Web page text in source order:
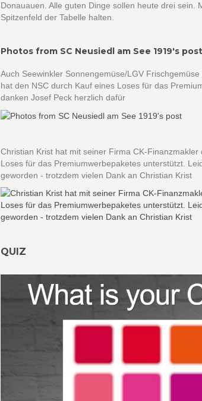
Donauauen. Alle guten Dinge sollen heute drei sein.
Spitzenfeld der Tabelle halten.
Photos from SC Neusiedl am See 1919's post
Auch Seewinkler Sonnengemüse/LGV
hat den NSC durch Kauf eines Loses für das
danken Josef Peck herzlich dafür
Christian Krist hat mit seiner Firma CK-
Loses für das Premiumwerbepaketes unterstützt.
geworden - trotzdem vielen Dank an Christian Krist
QUIZ